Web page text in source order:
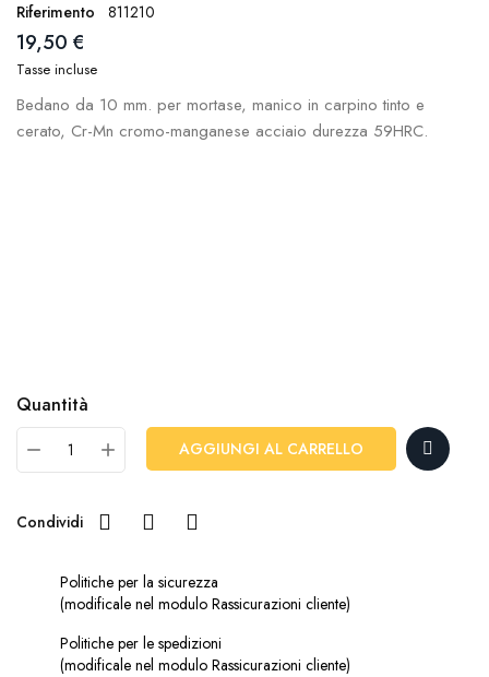
Riferimento 811210
19,50 €
Tasse incluse
Bedano da 10 mm. per mortase, manico in carpino tinto e
cerato, Cr-Mn cromo-manganese acciaio durezza 59HRC.
Quantità
AGGIUNGI AL CARRELLO
Condividi
Politiche per la sicurezza
(modificale nel modulo Rassicurazioni cliente)
Politiche per le spedizioni
(modificale nel modulo Rassicurazioni cliente)